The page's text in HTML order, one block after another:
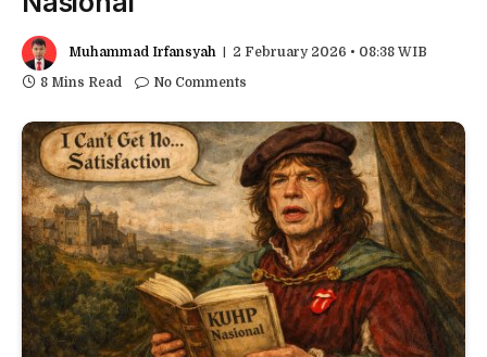
Muhammad Irfansyah
2 February 2026 • 08:38 WIB
8 Mins Read
No Comments